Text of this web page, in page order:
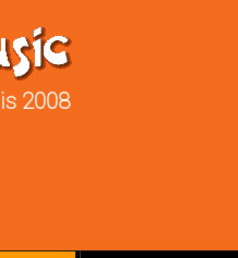
2008